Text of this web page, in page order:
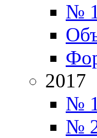
№
2017
№
№